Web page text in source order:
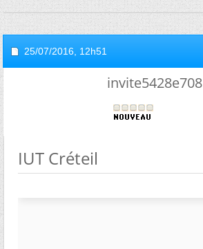
25/07/2016, 12h51
invite5428e708
IUT Créteil